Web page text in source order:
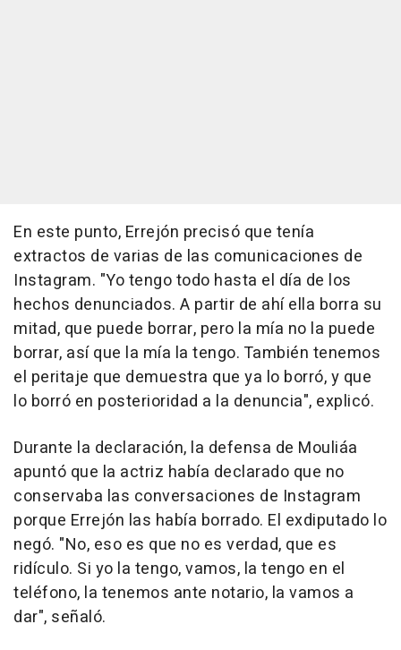
En este punto, Errejón precisó que tenía
extractos de varias de las comunicaciones de
Instagram. "Yo tengo todo hasta el día de los
hechos denunciados. A partir de ahí ella borra su
mitad, que puede borrar, pero la mía no la puede
borrar, así que la mía la tengo. También tenemos
el peritaje que demuestra que ya lo borró, y que
lo borró en posterioridad a la denuncia", explicó.
Durante la declaración, la defensa de Mouliáa
apuntó que la actriz había declarado que no
conservaba las conversaciones de Instagram
porque Errejón las había borrado. El exdiputado lo
negó. "No, eso es que no es verdad, que es
ridículo. Si yo la tengo, vamos, la tengo en el
teléfono, la tenemos ante notario, la vamos a
dar", señaló.